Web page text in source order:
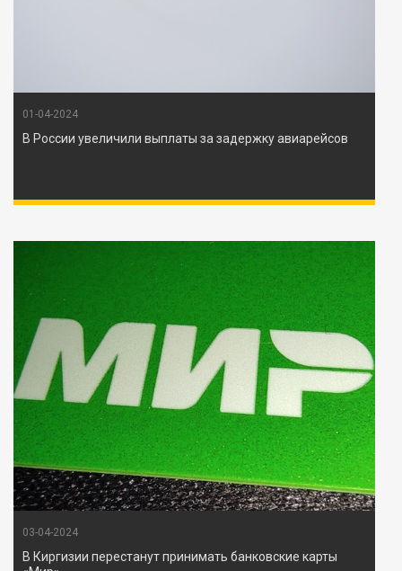
01-04-2024
В России увеличили выплаты за задержку авиарейсов
03-04-2024
В Киргизии перестанут принимать банковские карты